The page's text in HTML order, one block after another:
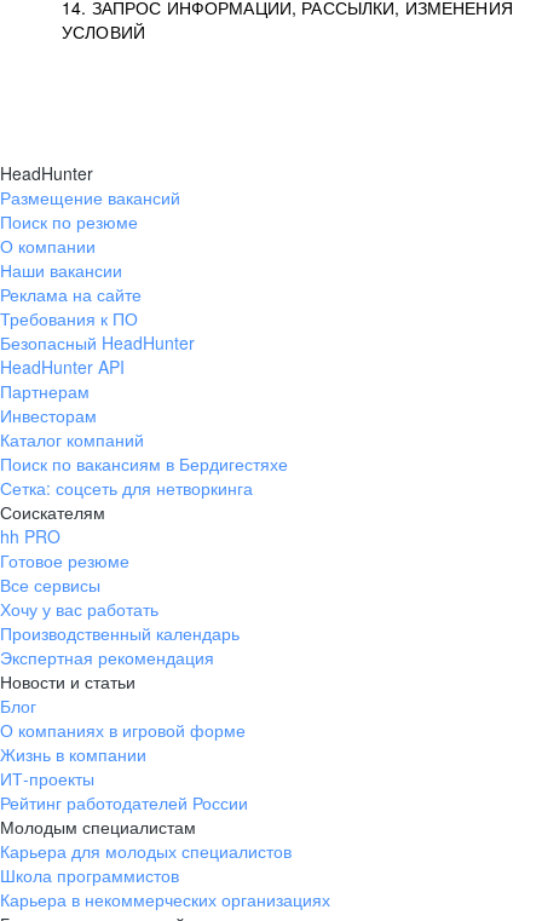
14. ЗАПРОС ИНФОРМАЦИИ, РАССЫЛКИ, ИЗМЕНЕНИЯ
УСЛОВИЙ
HeadHunter
Размещение вакансий
Поиск по резюме
О компании
Наши вакансии
Реклама на сайте
Требования к ПО
Безопасный HeadHunter
HeadHunter API
Партнерам
Инвесторам
Каталог компаний
Поиск по вакансиям в Бердигестяхе
Сетка: соцсеть для нетворкинга
Соискателям
hh PRO
Готовое резюме
Все сервисы
Хочу у вас работать
Производственный календарь
Экспертная рекомендация
Новости и статьи
Блог
О компаниях в игровой форме
Жизнь в компании
ИТ-проекты
Рейтинг работодателей России
Молодым специалистам
Карьера для молодых специалистов
Школа программистов
Карьера в некоммерческих организациях